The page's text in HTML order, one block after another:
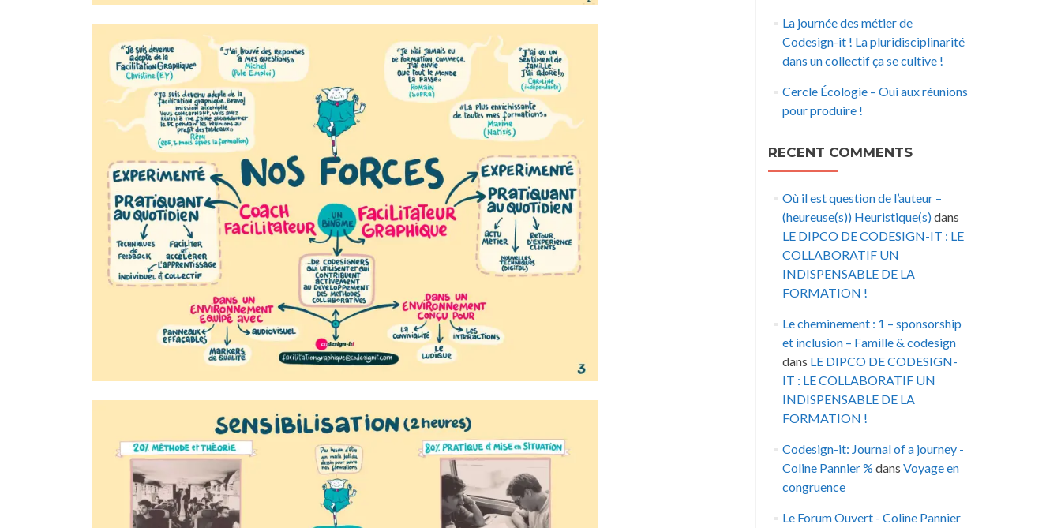
La journée des métier de
Codesign-it ! La pluridisciplinarité
dans un collectif ça se cultive !
Cercle Écologie – Oui aux réunions
pour produire !
RECENT COMMENTS
Où il est question de l’auteur –
(heureuse(s)) Heuristique(s)dans
LE DIPCO DE CODESIGN-IT : LE
COLLABORATIF UN
INDISPENSABLE DE LA
FORMATION !
Le cheminement : 1 – sponsorship
et inclusion – Famille & codesign
dans LE DIPCO DE CODESIGN-
IT : LE COLLABORATIF UN
INDISPENSABLE DE LA
FORMATION !
Codesign-it: Journal of a journey -
Coline Pannier % dans Voyage en
congruence
Le Forum Ouvert - Coline Pannier